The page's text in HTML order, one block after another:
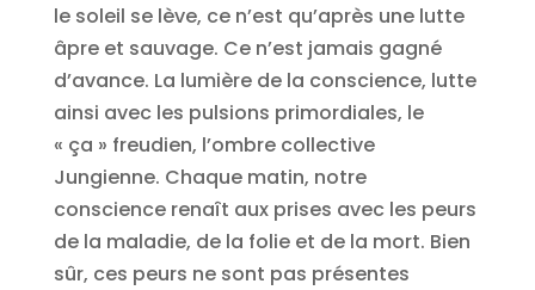
le soleil se lève, ce n’est qu’après une lutte
âpre et sauvage. Ce n’est jamais gagné
d’avance. La lumière de la conscience, lutte
ainsi avec les pulsions primordiales, le
« ça » freudien, l’ombre collective
Jungienne. Chaque matin, notre
conscience renaît aux prises avec les peurs
de la maladie, de la folie et de la mort. Bien
sûr, ces peurs ne sont pas présentes